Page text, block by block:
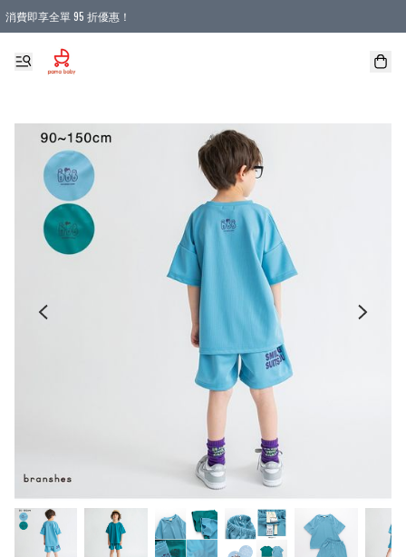
消費即享全單 95 折優惠！
購物滿 HKD 900.00即享免運費優惠！（適用於 本地送貨、本地取貨 )